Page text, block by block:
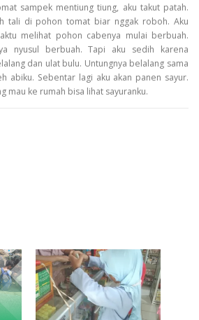
sampek mentiung tiung, aku takut patah.
tali di pohon tomat biar nggak roboh. Aku
melihat pohon cabenya mulai berbuah.
nyusul berbuah. Tapi aku sedih karena
dan ulat bulu. Untungnya belalang sama
abiku. Sebentar lagi aku akan panen sayur.
mau ke rumah bisa lihat sayuranku.